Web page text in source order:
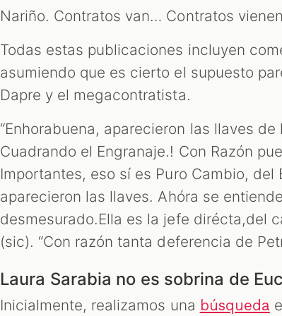
Nariño. Contratos van… Contratos
Todas estas publicaciones incluyen
asumiendo que es cierto el supuesto
Dapre y el megacontratista.
“Enhorabuena, aparecieron las llaves de
Cuadrando el Engranaje.! Con Razón
Importantes, eso sí es Puro Cambio, del
aparecieron las llaves. Ahóra se
desmesurado.Ella es la jefe dirécta,del
(sic). “Con razón tanta deferencia de
Laura Sarabia no es sobrina de
Inicialmente, realizamos una búsqueda